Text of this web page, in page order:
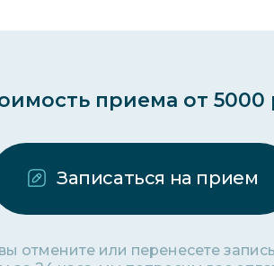
приема от 5000
Записаться на прием
отмените или перенесете